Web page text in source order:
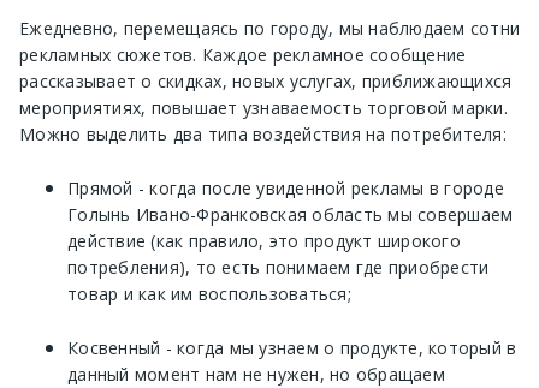
Ежедневно, перемещаясь по городу, мы наблюдаем сотни
рекламных сюжетов. Каждое рекламное сообщение
рассказывает о скидках, новых услугах, приближающихся
мероприятиях, повышает узнаваемость торговой марки.
Можно выделить два типа воздействия на потребителя:
Прямой - когда после увиденной рекламы в городе
Голынь Ивано-Франковская область мы совершаем
действие (как правило, это продукт широкого
потребления), то есть понимаем где приобрести
товар и как им воспользоваться;
Косвенный - когда мы узнаем о продукте, который в
данный момент нам не нужен, но обращаем